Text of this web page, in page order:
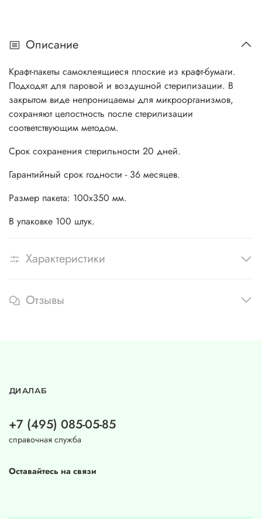
Описание
Крафт-пакеты самоклеящиеся плоские из крафт-бумаги.
Подходят для паровой и воздушной стерилизации. В
закрытом виде непроницаемы для микроорганизмов,
сохраняют целостность после стерилизации
соответствующим методом.
Срок сохранения стерильности 20 дней.
Гарантийный срок годности - 36 месяцев.
Размер пакета: 100х350 мм.
В упаковке 100 штук.
Характеристики
Отзывы
ДИАЛАБ
+7 (495) 085-05-85
справочная служба
Оставайтесь на связи